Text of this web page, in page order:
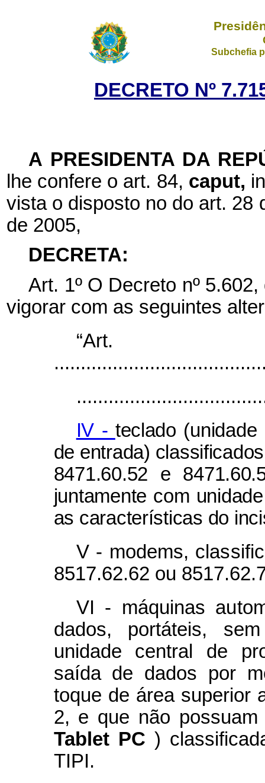
Subchefia
DECRETO Nº
A PRESIDENTA DA
lhe confere o art. 84, caput,
vista o disposto no do art. 28
de 2005,
DECRETA:
Art. 1º O Decreto nº
vigorar com as seguintes
IV - teclado
de entrada)
8471.60.52 e
juntamente com
as características do
V - modems,
8517.62.62 ou
VI - máquinas
dados, portáteis,
unidade central de
saída de dados por
toque de área superior
2, e que não
Tablet PC )
TIPI.